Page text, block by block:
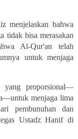
menjelaskan bahwa
tidak bisa merasakan
Al-Qur'an telah
untuk menjaga
yang proporsional—
menjaga lima
pembunuhan dan
Ustadz Hanif di